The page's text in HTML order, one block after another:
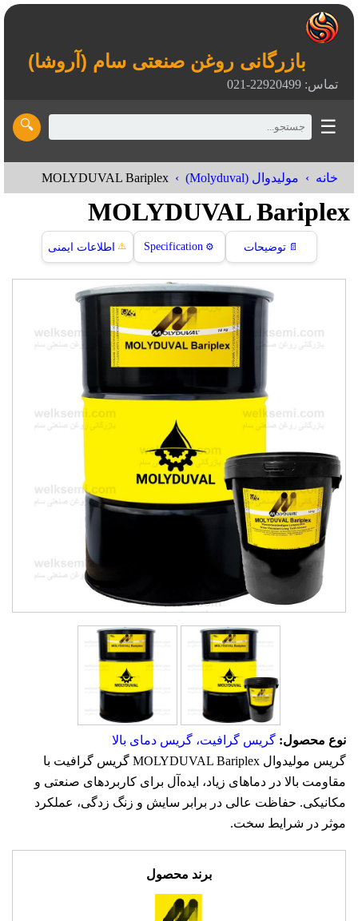
بازرگانی روغن صنعتی سام (آروشا)
تماس: 22920499-021
☰
🔍
خانه مولیدوال (Molyduval) MOLYDUVAL Bariplex
MOLYDUVAL Bariplex
📄 توضیحات ⚙️
Specification
⚠️ اطلاعات ایمنی
نوع محصول: گریس گرافیت، گریس دمای بالا
گریس مولیدوال MOLYDUVAL Bariplex گریس گرافیت با
مقاومت بالا در دماهای زیاد، ایده‌آل برای کاربردهای صنعتی و
مکانیکی. حفاظت عالی در برابر سایش و زنگ زدگی، عملکرد
موثر در شرایط سخت.
برند محصول